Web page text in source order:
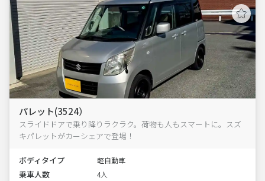
パレット(3524）
スライドドアで乗り降りラクラク。荷物も人もスマートに。スズ
キパレットがカーシェアで登場！
ボディタイプ 軽自動車
乗車人数 4人